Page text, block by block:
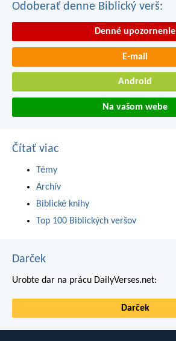
Odoberať denne Biblický verš:
Denné upozornenie
E-mail
Android
Na vašom webe
Čítať viac
Témy
Archív
Biblické knihy
Top 100 Biblických veršov
Darček
Urobte dar na prácu DailyVerses.net:
Darček